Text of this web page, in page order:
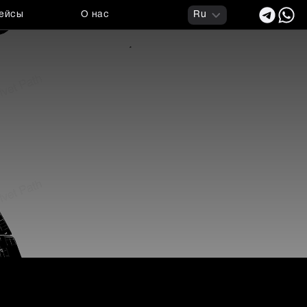
О нас Ru
технологий и